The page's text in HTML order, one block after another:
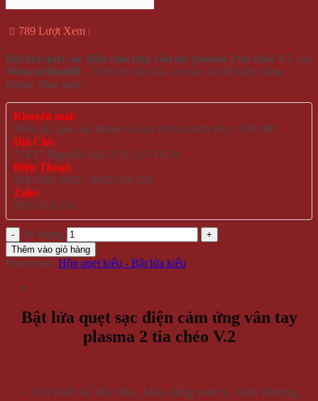
789 Lượt Xem
Bật lửa quẹt sạc điện cảm ứng vân tay plasma 2 tia chéo V.2 của
WinwinShop88 – Tiện ích hiện đại, an toàn và tiết kiệm năng
lượng. Mua ngay!
Khuyến mại:
Miễn phí giao nội thành và tỉnh với hoá đơn trên >500.000
Địa Chỉ:
714/17 Nguyễn Trãi, P.11, Q.5 HCM
Điện Thoại:
028 6261 0065 - 0935 616 536
Zalo:
0935 616 536
Số lượng
Thêm vào giỏ hàng
Danh mục: Hộp quẹt kiểu - Bật lửa kiểu
Bật lửa quẹt sạc điện cảm ứng vân tay
plasma 2 tia chéo V.2
– Với thiết kế độc đáo, kiểu dáng tinh tế, thời thượng